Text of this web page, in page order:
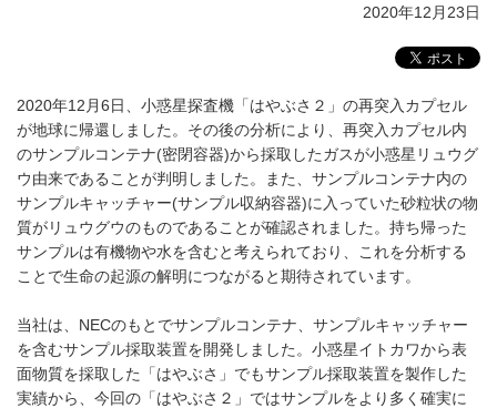
2020年12月23日
2020年12月6日、小惑星探査機「はやぶさ２」の再突入カプセル
が地球に帰還しました。その後の分析により、再突入カプセル内
のサンプルコンテナ(密閉容器)から採取したガスが小惑星リュウグ
ウ由来であることが判明しました。また、サンプルコンテナ内の
サンプルキャッチャー(サンプル収納容器)に入っていた砂粒状の物
質がリュウグウのものであることが確認されました。持ち帰った
サンプルは有機物や水を含むと考えられており、これを分析する
ことで生命の起源の解明につながると期待されています。
当社は、NECのもとでサンプルコンテナ、サンプルキャッチャー
を含むサンプル採取装置を開発しました。小惑星イトカワから表
面物質を採取した「はやぶさ」でもサンプル採取装置を製作した
実績から、今回の「はやぶさ２」ではサンプルをより多く確実に